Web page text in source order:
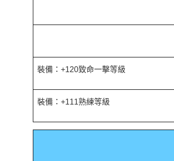
裝備：+120致命一擊等級
裝備：+111熟練等級